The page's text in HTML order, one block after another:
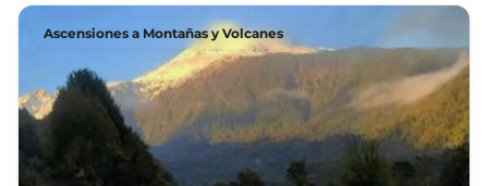
Ascensiones a Montañas y Volcanes